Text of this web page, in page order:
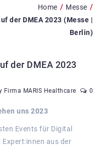
Home / Messe /
der DMEA 2023 (Messe |
Berlin)
der DMEA 2023
Firma MARIS Healthcare 0
uns 2023
Events für Digital
aus der